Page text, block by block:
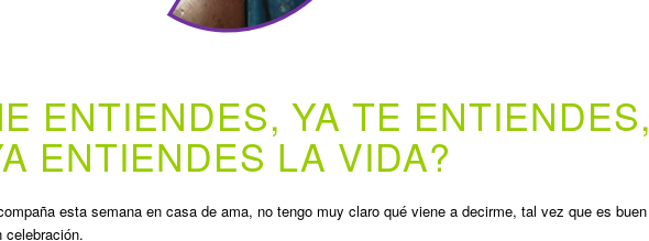
ENTIENDES, YA TE ENTIENDES,
ENTIENDES LA VIDA?
esta semana en casa de ama, no tengo muy claro qué viene a decirme, tal vez que es buen
celebración.